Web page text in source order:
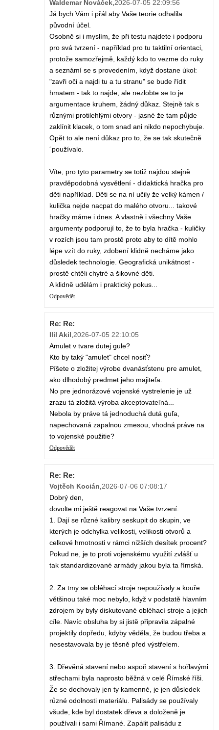
Waldemar Nováček 2026-07-05 22:09:56
Já bych Vám i přál aby Vaše teorie odhalila
původní účel.
Osobně si i myslím, že při testu najdete i podporu
pro svá tvrzení - například pro tu taktilní orientaci,
protože samozřejmě, každý kdo to vezme do ruky
a seznámí se s provedením, když dostane úkol:
"zavři oči a najdi tu a tu stranu" se bude řídit
hmatem - tak to najde, ale nezlobte se to je
argumentace kruhem, žádný důkaz. Stejně tak s
různými protilehlými otvory - jasné že tam půjde
zaklínit klacek, o tom snad ani nikdo nepochybuje.
Opět to ale není důkaz pro to, že se tak skutečně
´používalo.
Víte, pro tyto parametry se totiž najdou stejně
pravděpodobná vysvětlení - didaktická hračka pro
děti například. Děti se na ní učily že velký kámen /
kulička nejde nacpat do malého otvoru... takové
hračky máme i dnes. A vlastně i všechny Vaše
argumenty podporují to, že to byla hračka - kuličky
v rozích jsou tam prostě proto aby to dítě mohlo
lépe vzít do ruky, zdobení klidně necháme jako
důsledek technologie. Geografická unikátnost -
prostě chtěli chytré a šikovné děti.
A klidně udělám i praktický pokus...
Odpovědět
Re: Re:
Ilil Akil 2026-07-05 22:10:05
Amulet v tvare dutej gule?
Kto by taký "amulet" chcel nosiť?
Píšete o zložitej výrobe dvanásťstenu pre amulet,
ako dlhodobý predmet jeho majiteľa.
No pre jednorázové vojenské vystrelenie je už
zrazu tá zložitá výroba akceptovateľná...
Nebola by práve tá jednoduchá dutá guľa,
napechovaná zapalnou zmesou, vhodná práve na
to vojenské použitie?
Odpovědět
Re: Re:
Vojtěch Kocián 2026-07-06 07:08:17
Dobrý den,
dovolte mi ještě reagovat na Vaše tvrzení:
1. Dají se různé kalibry seskupit do skupin, ve
kterých je odchylka velikosti, velikosti otvorů a
celkové hmotnosti v rámci nižších desítek procent?
Pokud ne, je to proti vojenskému využití zvlášť u
tak standardizované armády jakou byla ta římská.
2. Za tmy se obléhací stroje nepoužívaly a kouře
většinou také moc nebylo, když v podstatě hlavním
zdrojem by byly diskutované obléhací stroje a jejich
cíle. Navíc obsluha by si jistě připravila zápalné
projektily dopředu, kdyby věděla, že budou třeba a
nesestavovala by je těsně před výstřelem.
3. Dřevěná stavení nebo aspoň stavení s hořlavými
střechami byla naprosto běžná v celé Římské říši.
Že se dochovaly jen ty kamenné, je jen důsledek
různé odolnosti materiálu. Palisády se používaly
všude, kde byl dostatek dřeva a doloženě je
používali i sami Římané. Zapálit palisádu z